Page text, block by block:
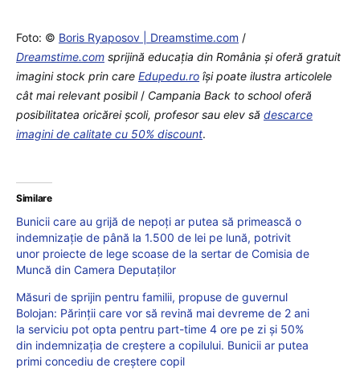
Foto: © Boris Ryaposov | Dreamstime.com /
Dreamstime.com sprijină educaţia din România şi oferă gratuit
imagini stock prin care Edupedu.ro îşi poate ilustra articolele
cât mai relevant posibil/ Campania Back to school oferă
posibilitatea oricărei școli, profesor sau elev să descarce
imagini de calitate cu 50% discount.
Similare
Bunicii care au grijă de nepoți ar putea să primească o
indemnizație de până la 1.500 de lei pe lună, potrivit
unor proiecte de lege scoase de la sertar de Comisia de
Muncă din Camera Deputaților
Măsuri de sprijin pentru familii, propuse de guvernul
Bolojan: Părinții care vor să revină mai devreme de 2 ani
la serviciu pot opta pentru part-time 4 ore pe zi și 50%
din indemnizația de creștere a copilului. Bunicii ar putea
primi concediu de creștere copil